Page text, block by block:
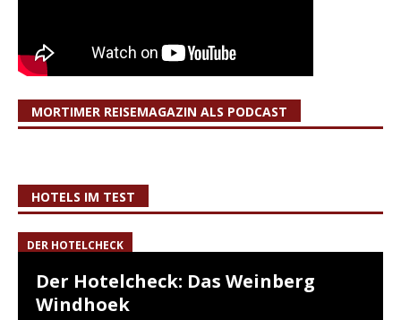
MORTIMER REISEMAGAZIN ALS PODCAST
HOTELS IM TEST
DER HOTELCHECK
Der Hotelcheck: Das Weinberg
Windhoek